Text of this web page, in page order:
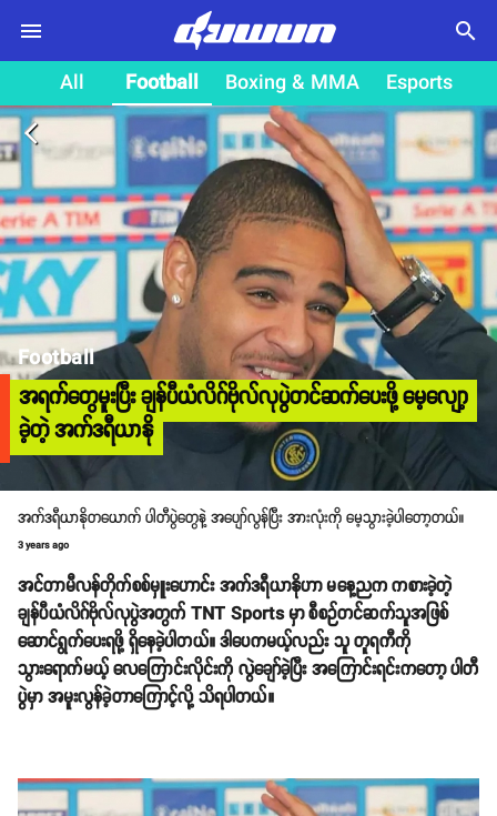
search
All Football Boxing & MMA Esports
arrow_back_ios
Football
အရက်တွေမူးပြီး ချန်ပီယံလိဂ်ဗိုလ်လုပွဲတင်ဆက်ပေးဖို့ မေ့လျော့
ခဲ့တဲ့ အက်ဒရီယာနို
အက်ဒရီယာနိုတယောက် ပါတီပွဲတွေနဲ့ အပျော်လွန်ပြီး အားလုံးကို မေ့သွားခဲ့ပါတော့တယ်။
3 years ago
အင်တာမီလန်တိုက်စစ်မှူးဟောင်း အက်ဒရီယာနိုဟာ မနေ့ညက ကစားခဲ့တဲ့
ချန်ပီယံလိဂ်ဗိုလ်လုပွဲအတွက် TNT Sports မှာ စီစဉ်တင်ဆက်သူအဖြစ်
ဆောင်ရွက်ပေးရဖို့ ရှိနေခဲ့ပါတယ်။ ဒါပေကမယ့်လည်း သူ တူရကီကို
သွားရောက်မယ့် လေကြောင်းလိုင်းကို လွဲချော်ခဲ့ပြီး အကြောင်းရင်းကတော့ ပါတီ
ပွဲမှာ အမူးလွန်ခဲ့တာကြောင့်လို့ သိရပါတယ်။